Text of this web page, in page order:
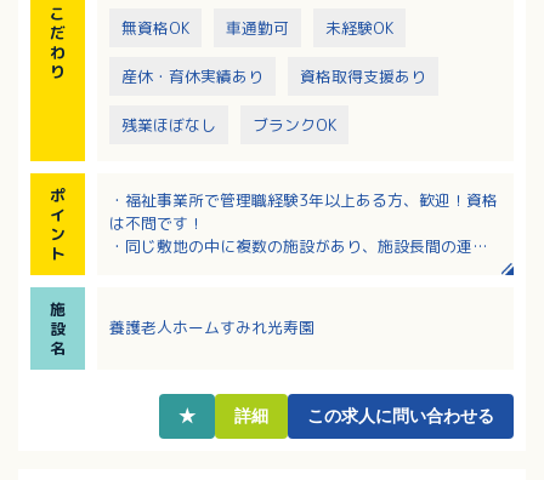
こ
だ
わ
り
無資格OK 車通勤可 未経験OK
産休・育休実績あり 資格取得支援あり
残業ほぼなし ブランクOK
ポ
イ
ン
ト
・福祉事業所で管理職経験3年以上ある方、歓迎！資格
は不問です！
・同じ敷地の中に複数の施設があり、施設長間の連携
施
設
名
養護老人ホームすみれ光寿園
★ 詳細 この求人に問い合わせる